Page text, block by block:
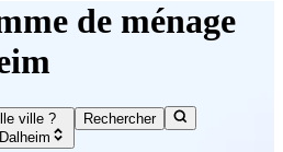
de ménage
ville ?
Rechercher